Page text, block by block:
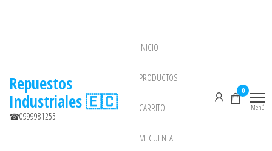
Repuestos
Industriales 🇪🇨
☎0999981255
INICIO
PRODUCTOS
CARRITO
MI CUENTA
0
Menú